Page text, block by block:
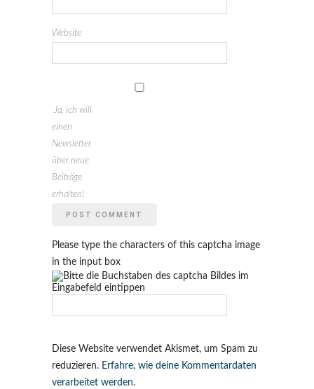
Website
Ja, ich will
einen
Newsletter
über neue
Beiträge
erhalten!
Please type the characters of this captcha image
in the input box
Diese Website verwendet Akismet, um Spam zu
reduzieren. Erfahre, wie deine Kommentardaten
verarbeitet werden.